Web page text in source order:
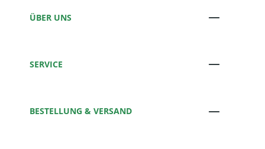
ÜBER UNS
SERVICE
BESTELLUNG & VERSAND